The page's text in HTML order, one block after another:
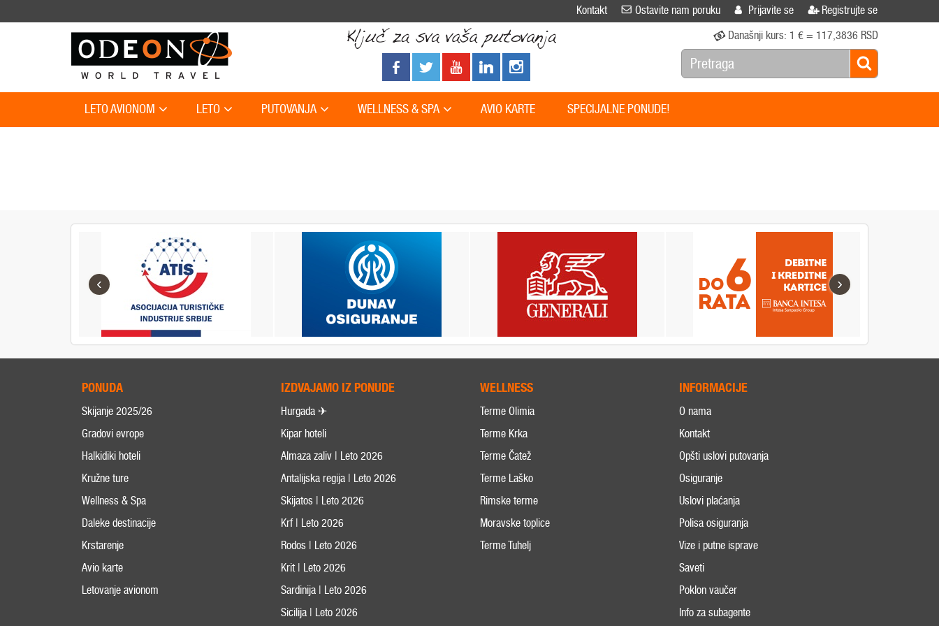
Kontakt Ostavite nam poruku Prijavite se Registrujte se
LETO AVIONOM LETO PUTOVANJA WELLNESS & SPA AVIO KARTE SPECIJALNE PONUDE!
Današnji kurs: 1 € = 117,3836 RSD
‹ ›
PONUDA
Skijanje 2025/26
Gradovi evrope
Halkidiki hoteli
Kružne ture
Wellness & Spa
Daleke destinacije
Krstarenje
Avio karte
Letovanje avionom
IZDVAJAMO IZ PONUDE
Hurgada ✈
Kipar hoteli
Almaza zaliv | Leto 2026
Antalijska regija | Leto 2026
Skijatos | Leto 2026
Krf | Leto 2026
Rodos | Leto 2026
Krit | Leto 2026
Sardinija | Leto 2026
Sicilija | Leto 2026
WELLNESS
Terme Olimia
Terme Krka
Terme Čatež
Terme Laško
Rimske terme
Moravske toplice
Terme Tuhelj
INFORMACIJE
O nama
Kontakt
Opšti uslovi putovanja
Osiguranje
Uslovi plaćanja
Polisa osiguranja
Vize i putne isprave
Saveti
Poklon vaučer
Info za subagente